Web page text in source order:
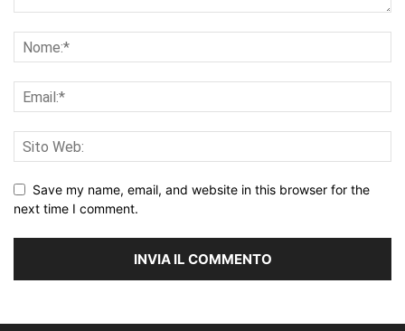
Save my name, email, and website in this browser for the
next time I comment.